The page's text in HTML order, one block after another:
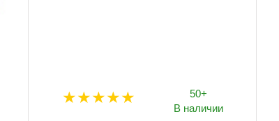
50+
В наличии